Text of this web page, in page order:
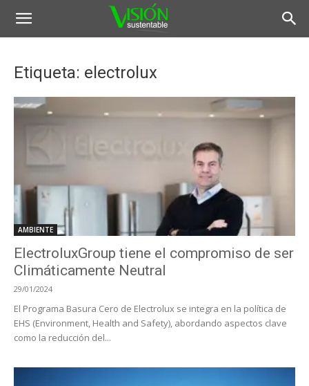
Etiqueta: electrolux
AMBIENTE
ElectroluxGroup tiene el compromiso de ser
Climáticamente Neutral
29/01/2024
El Programa Basura Cero de Electrolux se integra en la política de
EHS (Environment, Health and Safety), abordando aspectos clave
como la reducción del...